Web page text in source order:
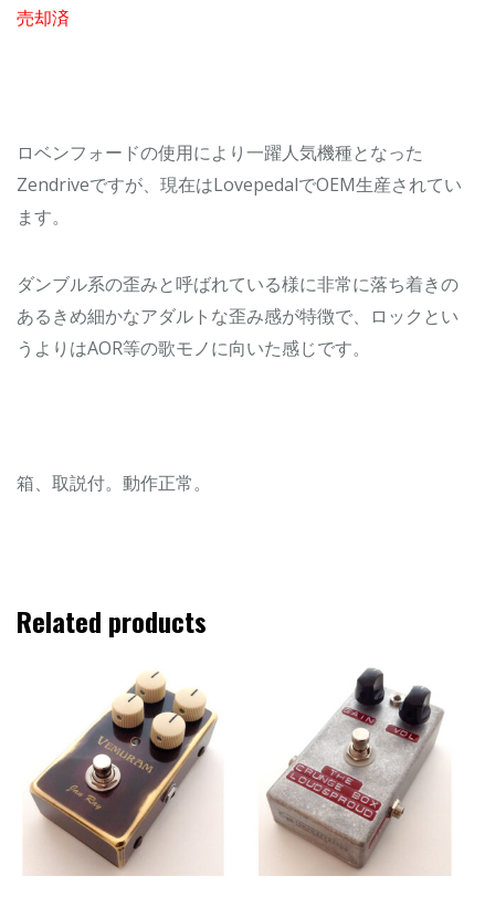
売却済
ロベンフォードの使用により一躍人気機種となった
Zendriveですが、現在はLovepedalでOEM生産されてい
ます。
ダンブル系の歪みと呼ばれている様に非常に落ち着きの
あるきめ細かなアダルトな歪み感が特徴で、ロックとい
うよりはAOR等の歌モノに向いた感じです。
箱、取説付。動作正常。
Related products